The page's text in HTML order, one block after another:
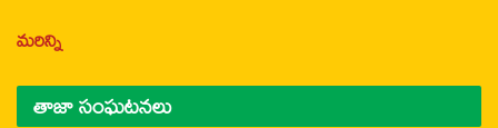
మరిన్ని
తాజా సంఘటనలు